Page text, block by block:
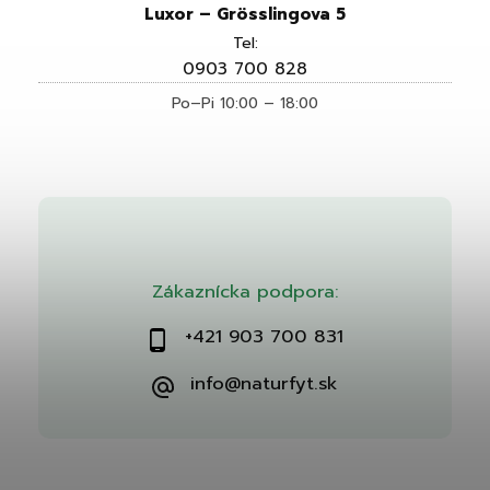
Zákaznícka podpora:
+421 903 700 831
info@naturfyt.sk
Luxor – Grösslingova 5
Tel:
0903 700 828
Po–Pi 10:00 – 18:00